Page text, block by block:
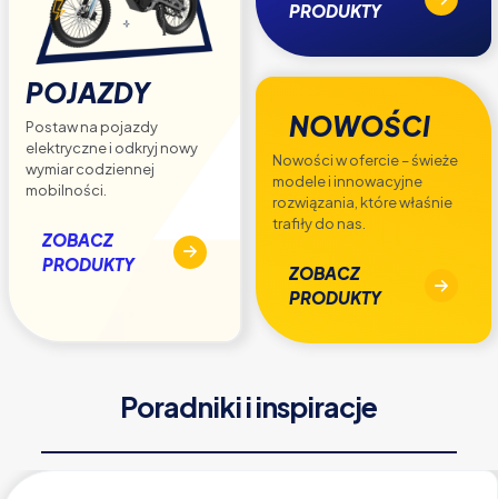
POJAZDY
Postaw na pojazdy
elektryczne i odkryj nowy
wymiar codziennej
mobilności.
ZOBACZ
PRODUKTY
PRODUKTY
NOWOŚCI
Nowości w ofercie – świeże
modele i innowacyjne
rozwiązania, które właśnie
trafiły do nas.
ZOBACZ
PRODUKTY
Poradniki i inspiracje